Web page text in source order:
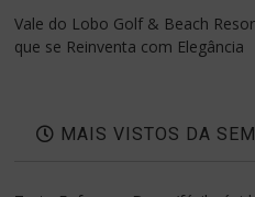
Vale do Lobo Golf & Beach
que se Reinventa com Elegância
MAIS VISTOS DA